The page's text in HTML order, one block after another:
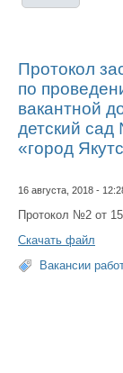
Протокол
по
вакантной
детский
«город
16 августа, 2018 -
Протокол №2 от 15
Скачать файл
Вакансии